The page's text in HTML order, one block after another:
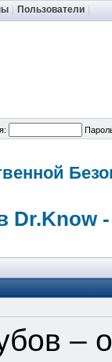
Пользователи
Dr.Know
–